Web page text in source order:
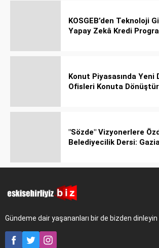
KOSGEB’den Teknoloji
Yapay Zekâ Kredi
Konut Piyasasında Yeni
Ofisleri Konuta
"Sözde" Vizyonerlere
Belediyecilik Dersi:
Gündeme dair yaşananları bir de bizden dinleyin